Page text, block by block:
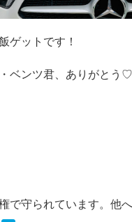
ゲットです！
ベンツ君、ありがとう♡
で守られています。他